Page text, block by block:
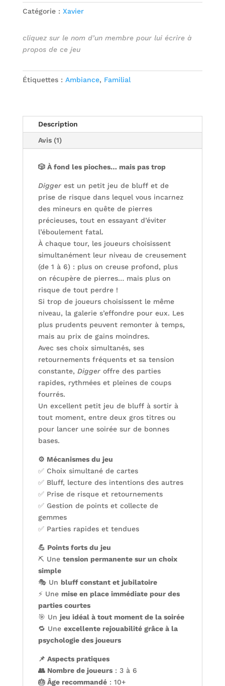
Catégorie : Xavier
cliquez sur le nom d’un membre pour lui écrire à
propos de ce jeu
Étiquettes : Ambiance, Familial
Description
Avis (1)
🎲 À fond les pioches… mais pas trop
Diggerest un petit jeu de bluff et de
prise de risque dans lequel vous incarnez
des mineurs en quête de pierres
précieuses, tout en essayant d’éviter
l’éboulement fatal.
À chaque tour, les joueurs choisissent
simultanément leur niveau de creusement
(de 1 à 6) : plus on creuse profond, plus
on récupère de pierres… mais plus on
risque de tout perdre !
Si trop de joueurs choisissent le même
niveau, la galerie s’effondre pour eux. Les
plus prudents peuvent remonter à temps,
mais au prix de gains moindres.
Avec ses choix simultanés, ses
retournements fréquents et sa tension
constante, Diggeroffre des parties
rapides, rythmées et pleines de coups
fourrés.
Un excellent petit jeu de bluff à sortir à
tout moment, entre deux gros titres ou
pour lancer une soirée sur de bonnes
bases.
⚙️ Mécanismes du jeu
✅ Choix simultané de cartes
✅ Bluff, lecture des intentions des autres
✅ Prise de risque et retournements
✅ Gestion de points et collecte de
gemmes
✅ Parties rapides et tendues
💪 Points forts du jeu
⛏️ Une tension permanente sur un choix
simple
🎭 Un bluff constant et jubilatoire
⚡ Une mise en place immédiate pour des
parties courtes
🎯 Un jeu idéal à tout moment de la soirée
🔁 Une excellente rejouabilité grâce à la
psychologie des joueurs
📌 Aspects pratiques
👥 Nombre de joueurs: 3 à 6
🎂 Âge recommandé: 10+